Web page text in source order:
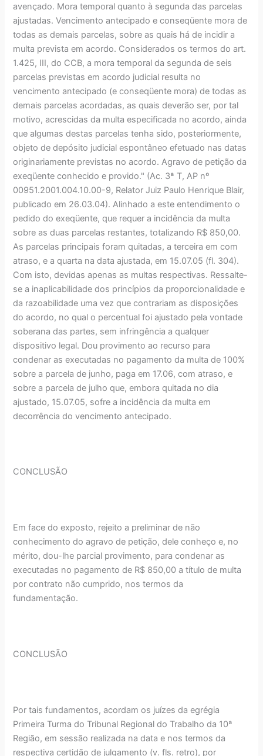
avençado. Mora temporal quanto à segunda das parcelas
ajustadas. Vencimento antecipado e conseqüente mora de
todas as demais parcelas, sobre as quais há de incidir a
multa prevista em acordo. Considerados os termos do art.
1.425, III, do CCB, a mora temporal da segunda de seis
parcelas previstas em acordo judicial resulta no
vencimento antecipado (e conseqüente mora) de todas as
demais parcelas acordadas, as quais deverão ser, por tal
motivo, acrescidas da multa especificada no acordo, ainda
que algumas destas parcelas tenha sido, posteriormente,
objeto de depósito judicial espontâneo efetuado nas datas
originariamente previstas no acordo. Agravo de petição da
exeqüente conhecido e provido." (Ac. 3ª T, AP nº
00951.2001.004.10.00-9, Relator Juiz Paulo Henrique Blair,
publicado em 26.03.04). Alinhado a este entendimento o
pedido do exeqüente, que requer a incidência da multa
sobre as duas parcelas restantes, totalizando R$ 850,00.
As parcelas principais foram quitadas, a terceira em com
atraso, e a quarta na data ajustada, em 15.07.05 (fl. 304).
Com isto, devidas apenas as multas respectivas. Ressalte-
se a inaplicabilidade dos princípios da proporcionalidade e
da razoabilidade uma vez que contrariam as disposições
do acordo, no qual o percentual foi ajustado pela vontade
soberana das partes, sem infringência a qualquer
dispositivo legal. Dou provimento ao recurso para
condenar as executadas no pagamento da multa de 100%
sobre a parcela de junho, paga em 17.06, com atraso, e
sobre a parcela de julho que, embora quitada no dia
ajustado, 15.07.05, sofre a incidência da multa em
decorrência do vencimento antecipado.
CONCLUSÃO
Em face do exposto, rejeito a preliminar de não
conhecimento do agravo de petição, dele conheço e, no
mérito, dou-lhe parcial provimento, para condenar as
executadas no pagamento de R$ 850,00 a título de multa
por contrato não cumprido, nos termos da
fundamentação.
CONCLUSÃO
Por tais fundamentos, acordam os juízes da egrégia
Primeira Turma do Tribunal Regional do Trabalho da 10ª
Região, em sessão realizada na data e nos termos da
respectiva certidão de julgamento (v. fls. retro), por